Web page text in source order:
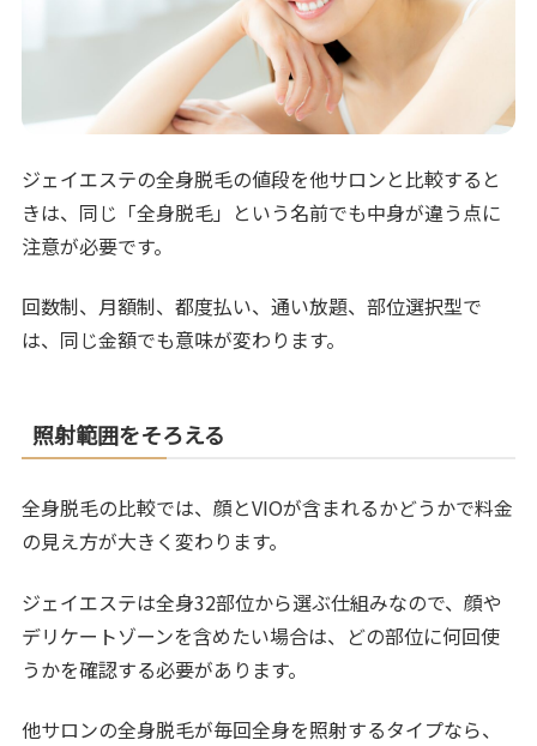
ジェイエステの全身脱毛の値段を他サロンと比較すると
きは、同じ「全身脱毛」という名前でも中身が違う点に
注意が必要です。
回数制、月額制、都度払い、通い放題、部位選択型で
は、同じ金額でも意味が変わります。
照射範囲をそろえる
全身脱毛の比較では、顔とVIOが含まれるかどうかで料金
の見え方が大きく変わります。
ジェイエステは全身32部位から選ぶ仕組みなので、顔や
デリケートゾーンを含めたい場合は、どの部位に何回使
うかを確認する必要があります。
他サロンの全身脱毛が毎回全身を照射するタイプなら、